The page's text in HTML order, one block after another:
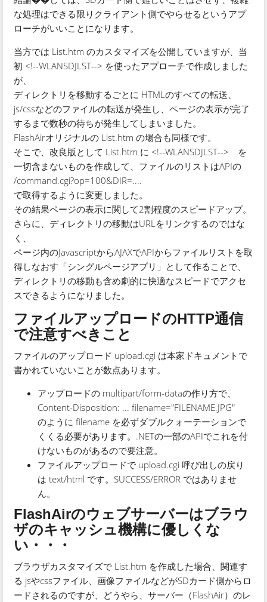
な処理はできる限りクライアント側でやらせるというアプ
ローチがいいことになります。
当方では List.htm のカスタマイズを公開していますが、当
初 <!--WLANSDJLST--> を使ったアプローチで作成しました
が、
ディレクトリを移動するごとに HTMLのすべての転送、
js/cssなどのファイルの転送が発生し、ページの表示が完了
するまで数秒の待ちが発生してしまいました。
FlashAirオリジナルの List.htm の場合も同様です。
そこで、改良版として List.htm に <!--WLANSDJLST--> を
一切含まないものを作成して、ファイルのリストはAPIの
/command.cgi?op=100&DIR=....
で取得するように変更しました。
その結果ページの表示に関して2割程度のスピードアップ。
さらに、ディレクトリの移動はURLをリンクするのではな
く、
ページ内のJavascriptからAJAXでAPIからファイルリストを取
得しなおす「シングルページアプリ」として作ることで、
ディレクトリの移動も含め劇的に快適なスピードでアクセ
スできるようになりました。
ファイルアップロードのHTTP通信
で注意すべきこと
ファイルのアップロード upload.cgi は本家ドキュメントで
書かれていないことが数点あります。
アップロードの multipart/form-dataの作り方で、
Content-Disposition: ... filename="FILENAME.JPG"
のように filename を必ずダブルクォーテーションで
くくる必要があります。.NETの一部のAPIでこれを付
けないものがあるので要注意。
ファイルアップロードで upload.cgi 呼び出しの戻り
は text/html です。SUCCESS/ERROR ではありませ
ん。
FlashAirのウェブサーバーはブラウ
ザのキャッシュ機構に優しくな
い・・・
ブラウザカスタマイズで List.htm を作成した場合、関連す
る jsやcssファイル、画像ファイルなどがSDカード側からロ
ードされるのですが、どうやら、サーバー（FlashAir）のレ